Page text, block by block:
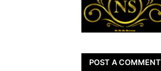
POST A COMMENT